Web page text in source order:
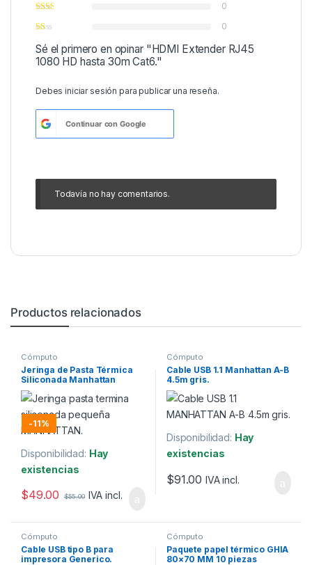
0
0
Sé el primero en opinar "HDMI Extender RJ45
1080 HD hasta 30m Cat6."
Debesiniciar sesión para publicar una reseña.
Continuar conGoogle
Todavía no hay comentarios.
Productos relacionados
Cómputo
Jeringa de Pasta Térmica
Siliconada Manhattan
-11%
Disponibilidad: Hay
existencias
$49.00 $55.00 IVA incl.
Cómputo
Cable USB 1.1 Manhattan A-B
4.5m gris.
Disponibilidad: Hay
existencias
$91.00 IVA incl.
Cómputo
Cable USB tipo B para
impresora Generico.
Cómputo
Paquete papel térmico GHIA
80×70 MM 10 piezas